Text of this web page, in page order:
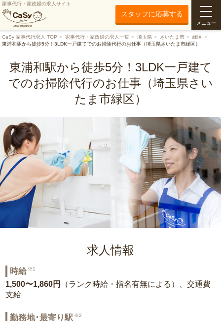
家事代行・家政婦の求人サイト
スタッフに応募する
メニュー
CaSy 家事代行求人 TOP 家事代行・家政婦の求人一覧 埼玉県 さいたま市
緑区
東浦和駅から徒歩5分！3LDK一戸建てでのお掃除代行のお仕事（埼玉県さいたま市緑区）
東浦和駅から徒歩5分！3LDK一戸建て
でのお掃除代行のお仕事（埼玉県さい
たま市緑区）
求人情報
時給 ※1
1,500〜1,860円
（ランク時給・指名有無による）、交通費
支給
勤務地･最寄り駅 ※2